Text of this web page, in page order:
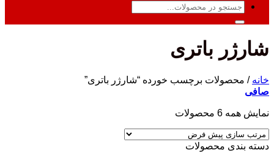
جستجو
شارژر باتری
خانه / محصولات برچسب خورده “شارژر باتری”
صافی
نمایش همه 6 محصولات
دسته‌ بندی محصولات